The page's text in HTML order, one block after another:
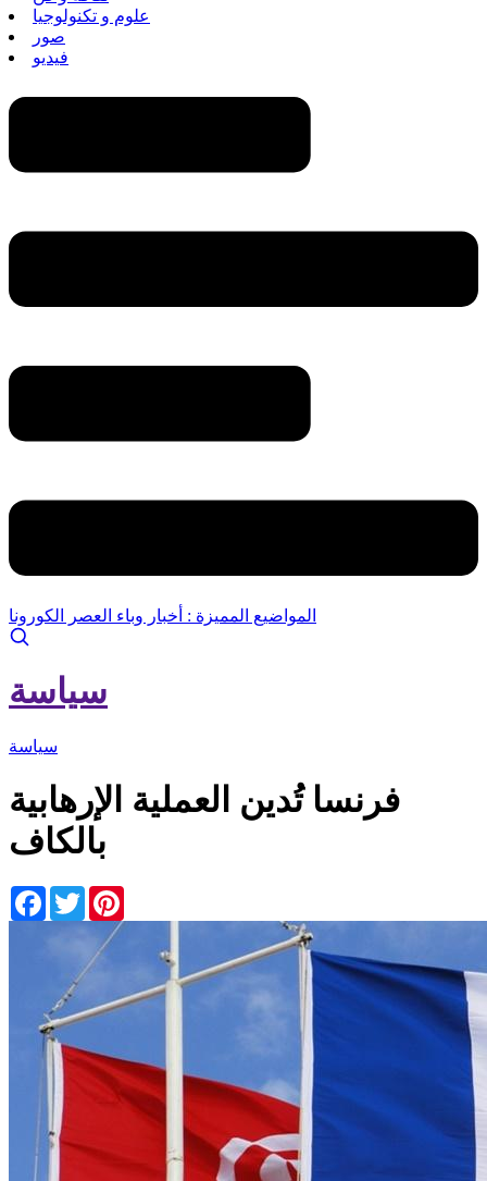
علوم و تكنولوجيا
صور
فيديو
المواضيع المميزة : أخبار وباء العصر الكورونا
سياسة
سياسة
فرنسا تُدين العملية الإرهابية
بالكاف
Facebook
Twitter